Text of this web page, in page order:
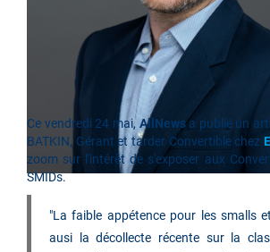
Ce vendredi 24 mai, AllNewsa publié un
BATKIN, Gérant et tarder Convertible chez
zoom sur l'intérêt de s'exposer aux
SMIDs.
"La faible appétence pour les smalls
ausi la décollecte récente sur la